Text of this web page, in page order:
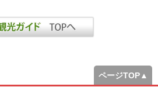
ページTOP▲